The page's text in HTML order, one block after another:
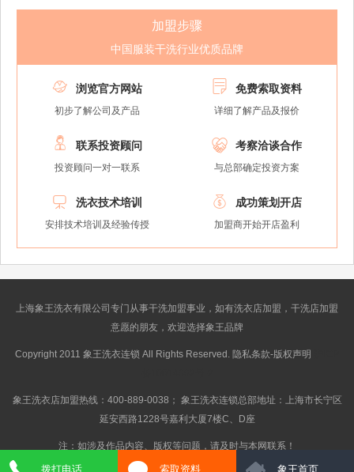
加盟步骤
中国服装干洗行业优质品牌
 浏览官方网站
初步了解公司及产品
 免费索取资料
详细了解产品及报价
 联系投资顾问
投资顾问一对一联系
 考察洽谈合作
与总部确定投资方案
 洗衣技术培训
安排技术培训及经验传授
 成功策划开店
加盟商开始开店盈利
上海象王洗衣有限公司专门从事干洗加盟事业，如有洗衣店加盟，干洗店加盟
意愿的朋友，欢迎选择象王品牌
Copyright 2011 象王洗衣连锁 All Rights Reserved. 隐私条款-版权声明
象王洗衣店加盟热线：400-889-0038； 象王洗衣连锁总部地址：上海市长宁区
延安西路1228号嘉利大厦7楼C、D座
注：如涉及作品内容、版权等问题，请及时与本网联系！
拨打电话 索取资料 象王首页